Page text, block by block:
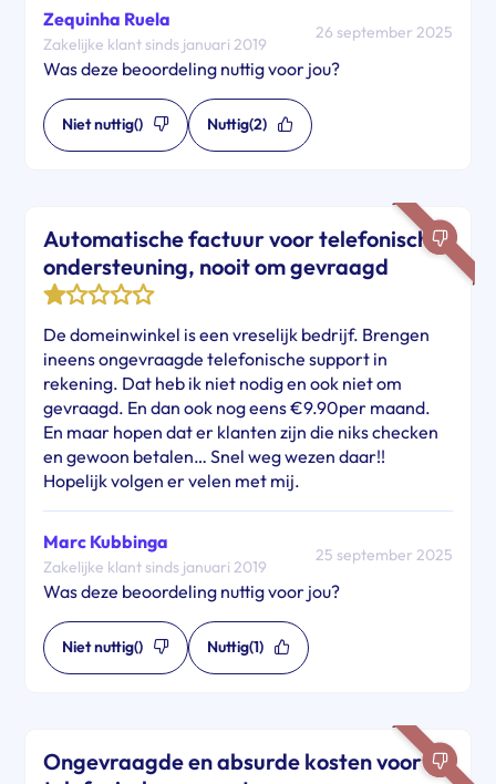
Zequinha Ruela
Zakelijke klant sinds januari 2019
26 september 2025
Was deze beoordeling nuttig voor jou?
Niet nuttig() Nuttig(2)
Automatische factuur voor telefonische
ondersteuning, nooit om gevraagd
De domeinwinkel is een vreselijk bedrijf. Brengen
ineens ongevraagde telefonische support in
rekening. Dat heb ik niet nodig en ook niet om
gevraagd. En dan ook nog eens €9.90per maand.
En maar hopen dat er klanten zijn die niks checken
en gewoon betalen… Snel weg wezen daar!!
Hopelijk volgen er velen met mij.
Marc Kubbinga
Zakelijke klant sinds januari 2019
25 september 2025
Was deze beoordeling nuttig voor jou?
Niet nuttig() Nuttig(1)
Ongevraagde en absurde kosten voor